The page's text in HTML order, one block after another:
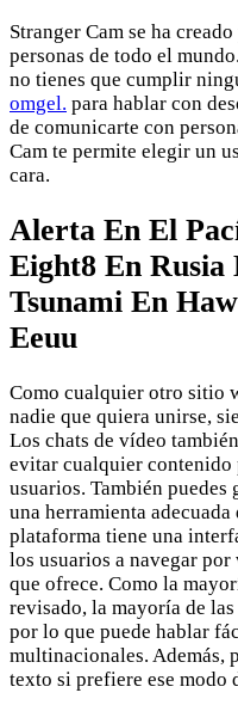
Stranger Cam se ha
personas de todo el
no tienes que cumplir
omgel. para hablar con
de comunicarte con
Cam te permite elegir un
cara.
Alerta En El
Eight8 En Rusia
Tsunami En
Eeuu
Como cualquier otro sitio
nadie que quiera unirse,
Los chats de vídeo
evitar cualquier contenido
usuarios. También
una herramienta
plataforma tiene una
los usuarios a navegar
que ofrece. Como la
revisado, la mayoría de
por lo que puede hablar
multinacionales. Además,
texto si prefiere ese modo